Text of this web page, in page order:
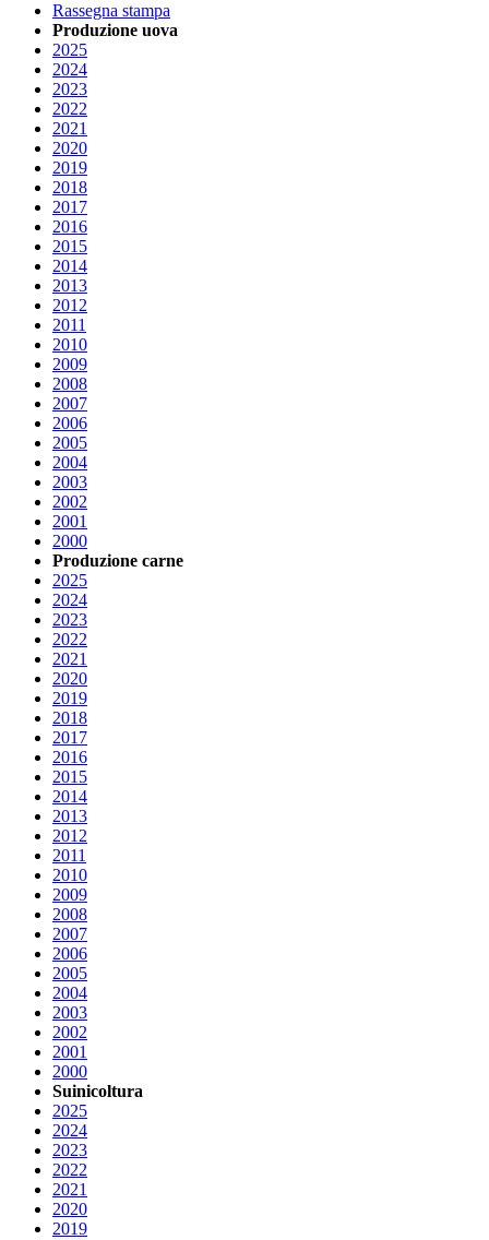
Rassegna stampa
Produzione uova
2025
2024
2023
2022
2021
2020
2019
2018
2017
2016
2015
2014
2013
2012
2011
2010
2009
2008
2007
2006
2005
2004
2003
2002
2001
2000
Produzione carne
2025
2024
2023
2022
2021
2020
2019
2018
2017
2016
2015
2014
2013
2012
2011
2010
2009
2008
2007
2006
2005
2004
2003
2002
2001
2000
Suinicoltura
2025
2024
2023
2022
2021
2020
2019